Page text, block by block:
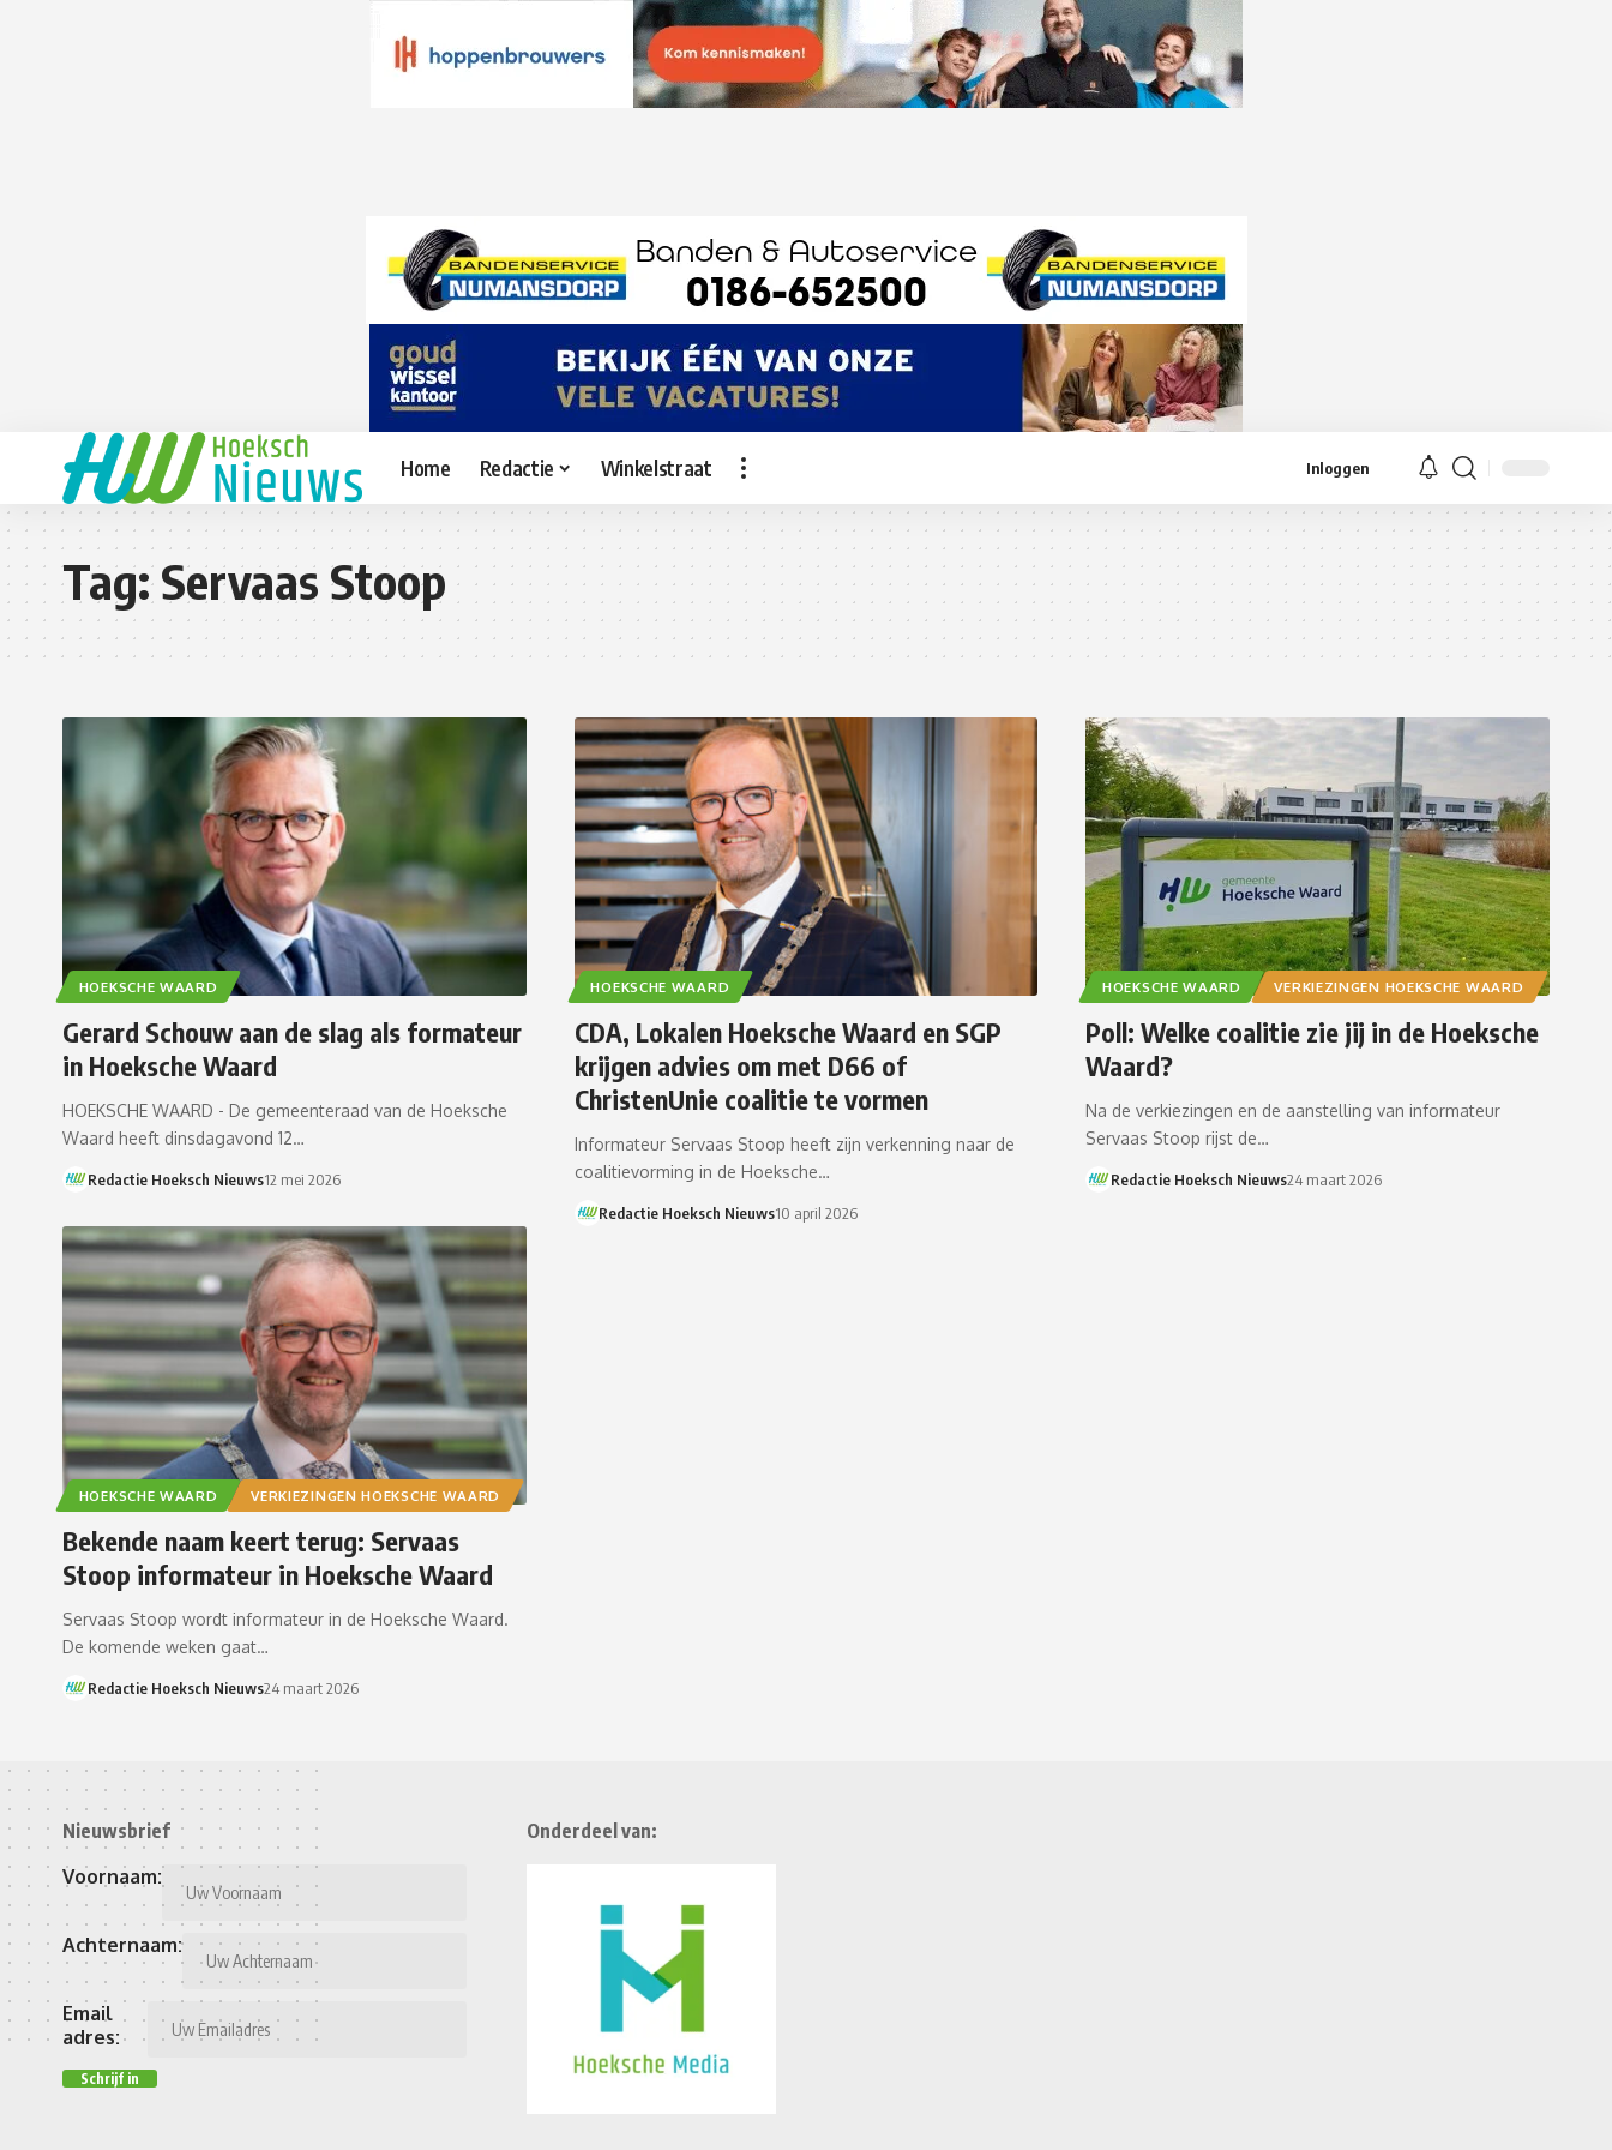
Home Redactie Winkelstraat Inloggen
Tag:Servaas Stoop
HOEKSCHE WAARD
Gerard Schouw aan de slag als formateur
in Hoeksche Waard
HOEKSCHE WAARD - De gemeenteraad van de Hoeksche
Waard heeft dinsdagavond 12…
Redactie Hoeksch Nieuws12 mei 2026
HOEKSCHE WAARD
CDA, Lokalen Hoeksche Waard en SGP
krijgen advies om met D66 of
ChristenUnie coalitie te vormen
Informateur Servaas Stoop heeft zijn verkenning naar de
coalitievorming in de Hoeksche…
Redactie Hoeksch Nieuws10 april 2026
HOEKSCHE WAARD VERKIEZINGEN HOEKSCHE WAARD
Poll: Welke coalitie zie jij in de Hoeksche
Waard?
Na de verkiezingen en de aanstelling van informateur
Servaas Stoop rijst de…
Redactie Hoeksch Nieuws24 maart 2026
HOEKSCHE WAARD VERKIEZINGEN HOEKSCHE WAARD
Bekende naam keert terug: Servaas
Stoop informateur in Hoeksche Waard
Servaas Stoop wordt informateur in de Hoeksche Waard.
De komende weken gaat…
Redactie Hoeksch Nieuws24 maart 2026
Nieuwsbrief
Voornaam:
Achternaam:
Email
adres:
Onderdeel van: